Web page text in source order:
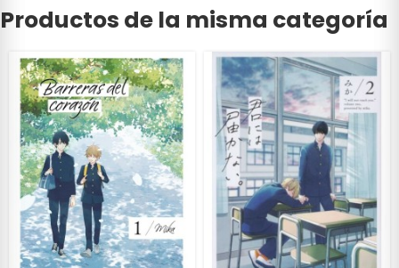
Productos de la misma categoría